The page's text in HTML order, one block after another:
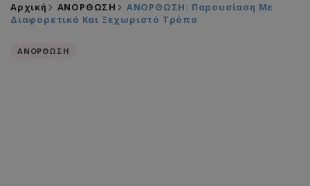
Αρχική ΑΝΟΡΘΩΣΗ
ΑΝΟΡΘΩΣΗ: Παρουσίαση Με
Διαφορετικό Και Ξεχωριστό Τρόπο
ΑΝΟΡΘΩΣΗ